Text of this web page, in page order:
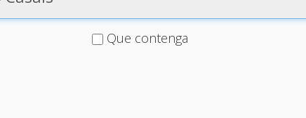
Que contenga